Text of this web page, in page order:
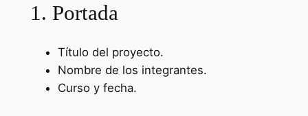
1. Portada
Título del proyecto.
Nombre de los integrantes.
Curso y fecha.